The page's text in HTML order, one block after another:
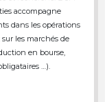
accompagne
dans les opérations
les marchés de
en bourse,
…).